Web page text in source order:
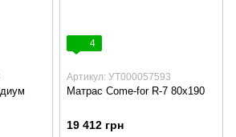
4
Артикул: УТ000057593
Матрас Come-for R-7 80х190
19 412 грн